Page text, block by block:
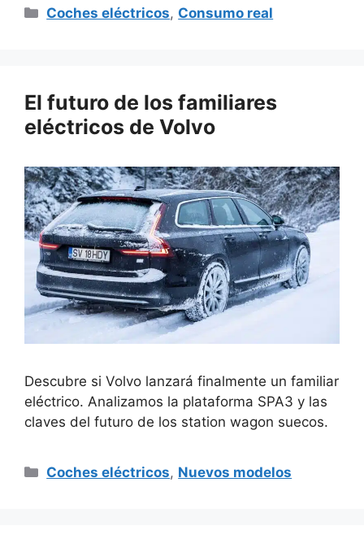
Categorías
Coches eléctricos, Consumo real
El futuro de los familiares
eléctricos de Volvo
Descubre si Volvo lanzará finalmente un familiar
eléctrico. Analizamos la plataforma SPA3 y las
claves del futuro de los station wagon suecos.
Categorías
Coches eléctricos, Nuevos modelos